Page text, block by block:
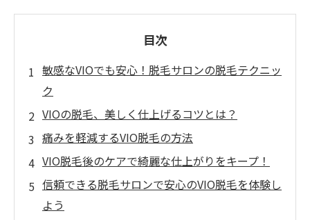
目次
敏感なVIOでも安心！脱毛サロンの脱毛テクニッ
ク
VIOの脱毛、美しく仕上げるコツとは？
痛みを軽減するVIO脱毛の方法
VIO脱毛後のケアで綺麗な仕上がりをキープ！
信頼できる脱毛サロンで安心のVIO脱毛を体験し
よう